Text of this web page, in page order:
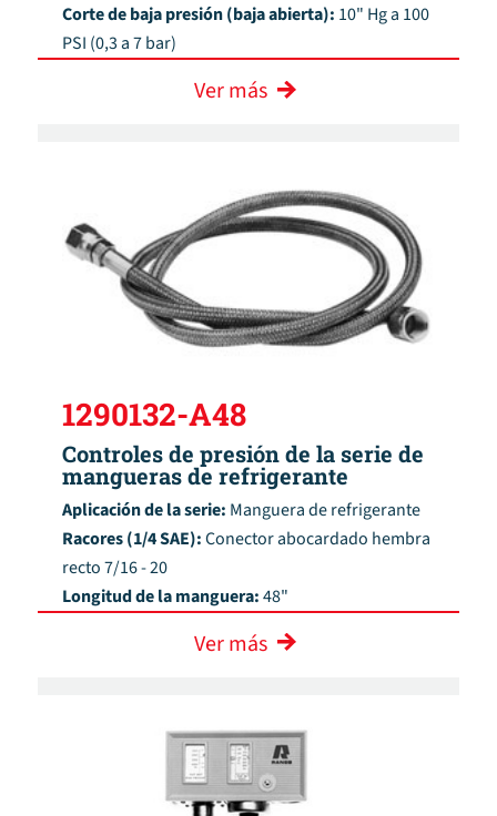
Corte de baja presión (baja abierta): 10" Hg a 100
PSI (0,3 a 7 bar)
Ver más
1290132-A48
Controles de presión de la serie de
mangueras de refrigerante
Aplicación de la serie: Manguera de refrigerante
Racores (1/4 SAE):Conector abocardado hembra
recto 7/16 - 20
Longitud de la manguera:48"
Ver más